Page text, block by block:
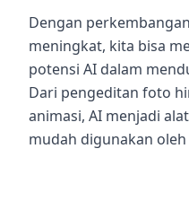
Dengan
meningkat, kita bisa
potensi AI dalam
Dari pengeditan foto
animasi, AI menjadi
mudah digunakan oleh